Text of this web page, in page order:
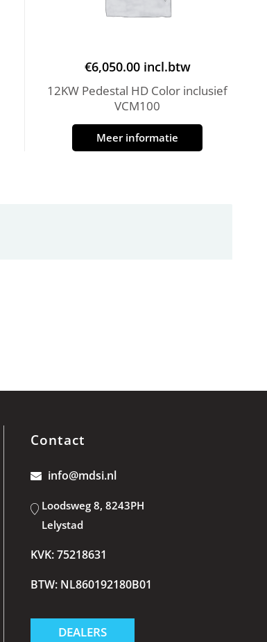
€6,050.00 incl.btw
12KW Pedestal HD Color inclusief
VCM100
Meer informatie
Contact
info@mdsi.nl
Loodsweg 8, 8243PH
Lelystad
KVK: 75218631
BTW: NL860192180B01
DEALERS